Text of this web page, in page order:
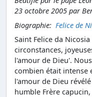
23 octobre 2005 par
Biographie: Felice de
Saint Felice da
circonstances,
l'amour de Dieu'.
combien était intense
l'amour de Dieu
humble Frère